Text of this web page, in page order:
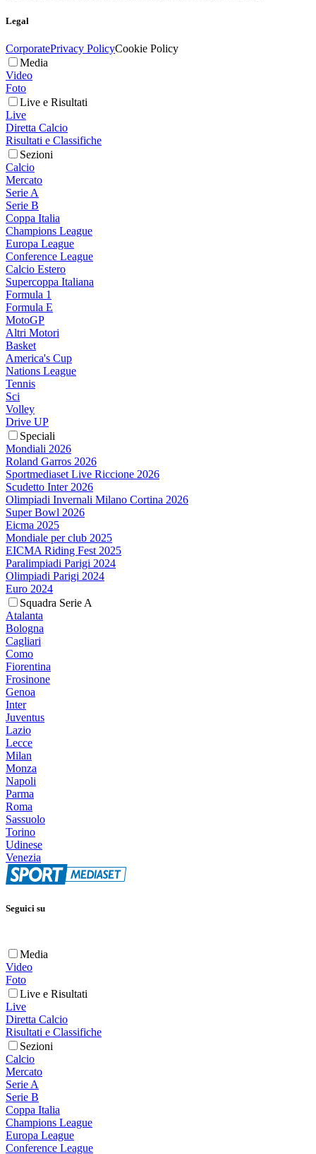
Legal
CorporatePrivacy PolicyCookie Policy
Media
Video
Foto
Live e Risultati
Live
Diretta Calcio
Risultati e Classifiche
Sezioni
Calcio
Mercato
Serie A
Serie B
Coppa Italia
Champions League
Europa League
Conference League
Calcio Estero
Supercoppa Italiana
Formula 1
Formula E
MotoGP
Altri Motori
Basket
America's Cup
Nations League
Tennis
Sci
Volley
Drive UP
Speciali
Mondiali 2026
Roland Garros 2026
Sportmediaset Live Riccione 2026
Scudetto Inter 2026
Olimpiadi Invernali Milano Cortina 2026
Super Bowl 2026
Eicma 2025
Mondiale per club 2025
EICMA Riding Fest 2025
Paralimpiadi Parigi 2024
Olimpiadi Parigi 2024
Euro 2024
Squadra Serie A
Atalanta
Bologna
Cagliari
Como
Fiorentina
Frosinone
Genoa
Inter
Juventus
Lazio
Lecce
Milan
Monza
Napoli
Parma
Roma
Sassuolo
Torino
Udinese
Venezia
Seguici su
Media
Video
Foto
Live e Risultati
Live
Diretta Calcio
Risultati e Classifiche
Sezioni
Calcio
Mercato
Serie A
Serie B
Coppa Italia
Champions League
Europa League
Conference League